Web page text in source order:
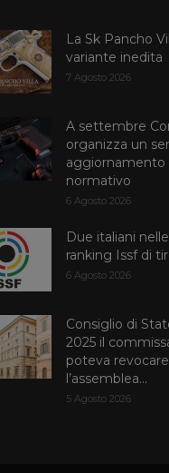
La Sk Pancho
variante inedita
7 Agosto 2026
A settembre
organizza un
aggiornamento
normativo
6 Agosto 2026
Due italiani
ranking Issf di
6 Agosto 2026
Consiglio di
2025 il
poteva revocare
l’assemblea...
5 Agosto 2026